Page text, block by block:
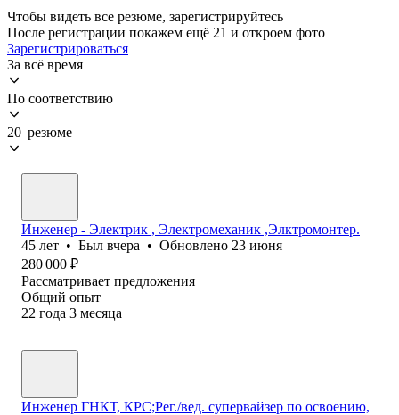
Чтобы видеть все резюме, зарегистрируйтесь
После регистрации покажем ещё 21 и откроем фото
Зарегистрироваться
За всё время
По соответствию
20 резюме
Инженер - Электрик , Электромеханик ,Элктромонтер.
45 лет • Был вчера • Обновлено 23 июня
280 000 ₽
Рассматривает предложения
Общий опыт
22 года 3 месяца
Инженер ГНКТ, КРС;Рег./вед. супервайзер по освоению,